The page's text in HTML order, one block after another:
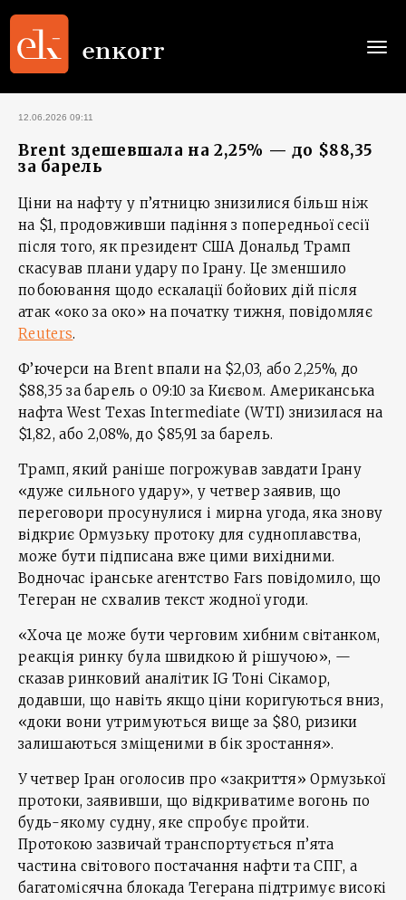
12.06.2026 09:11
Brent здешевшала на 2,25% — до $88,35
за барель
Ціни на нафту у п’ятницю знизилися більш ніж
на $1, продовживши падіння з попередньої сесії
після того, як президент США Дональд Трамп
скасував плани удару по Ірану. Це зменшило
побоювання щодо ескалації бойових дій після
атак «око за око» на початку тижня, повідомляє
Reuters.
Ф’ючерси на Brent впали на $2,03, або 2,25%, до
$88,35 за барель о 09:10 за Києвом. Американська
нафта West Texas Intermediate (WTI) знизилася на
$1,82, або 2,08%, до $85,91 за барель.
Трамп, який раніше погрожував завдати Ірану
«дуже сильного удару», у четвер заявив, що
переговори просунулися і мирна угода, яка знову
відкриє Ормузьку протоку для судноплавства,
може бути підписана вже цими вихідними.
Водночас іранське агентство Fars повідомило, що
Тегеран не схвалив текст жодної угоди.
«Хоча це може бути черговим хибним світанком,
реакція ринку була швидкою й рішучою», —
сказав ринковий аналітик IG Тоні Сікамор,
додавши, що навіть якщо ціни коригуються вниз,
«доки вони утримуються вище за $80, ризики
залишаються зміщеними в бік зростання».
У четвер Іран оголосив про «закриття» Ормузької
протоки, заявивши, що відкриватиме вогонь по
будь-якому судну, яке спробує пройти.
Протокою зазвичай транспортується п’ята
частина світового постачання нафти та СПГ, а
багатомісячна блокада Тегерана підтримує високі